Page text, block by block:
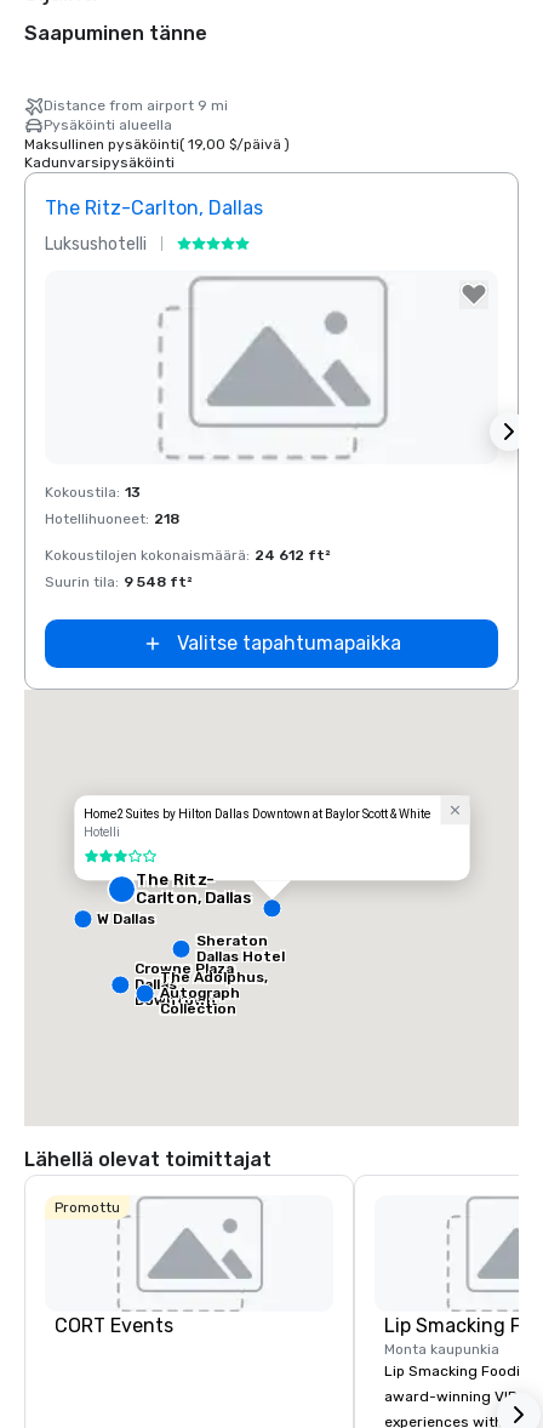
Saapuminen tänne
Distance from airport 9 mi
Pysäköinti alueella
Maksullinen pysäköinti( 19,00 $/päivä )
Kadunvarsipysäköinti
The Ritz-Carlton, Dallas
Luksushotelli
Removed from favorites
Kokoustila: 13
Hotellihuoneet: 218
Kokoustilojen kokonaismäärä: 24 612 ft²
Suurin tila: 9 548 ft²
Valitse tapahtumapaikka
Home2 Suites by Hilton Dallas Downtown at Baylor Scott & White
Hotelli
3 / 5
The Ritz-
Carlton, Dallas
Sheraton
Dallas Hotel
Crowne Plaza
Dallas
Downtown
The Adolphus,
Autograph
Collection
W Dallas
Lähellä olevat toimittajat
Promottu
CORT Events Lip Smacking
Monta kaupunkia
Lip Smacking Foodie
award-winning VIP
experiences with